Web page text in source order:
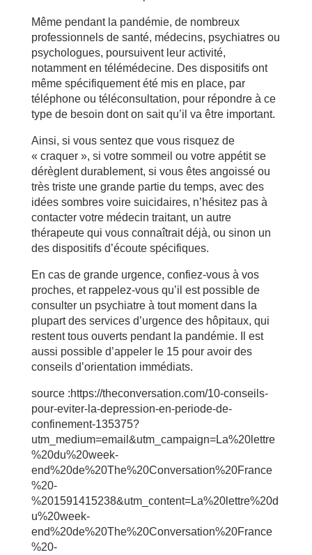
Même pendant la pandémie, de nombreux
professionnels de santé, médecins, psychiatres ou
psychologues, poursuivent leur activité,
notamment en télémédecine. Des dispositifs ont
même spécifiquement été mis en place, par
téléphone ou téléconsultation, pour répondre à ce
type de besoin dont on sait qu’il va être important.
Ainsi, si vous sentez que vous risquez de
« craquer », si votre sommeil ou votre appétit se
dérèglent durablement, si vous êtes angoissé ou
très triste une grande partie du temps, avec des
idées sombres voire suicidaires, n’hésitez pas à
contacter votre médecin traitant, un autre
thérapeute qui vous connaîtrait déjà, ou sinon un
des dispositifs d’écoute spécifiques.
En cas de grande urgence, confiez-vous à vos
proches, et rappelez-vous qu’il est possible de
consulter un psychiatre à tout moment dans la
plupart des services d’urgence des hôpitaux, qui
restent tous ouverts pendant la pandémie. Il est
aussi possible d’appeler le 15 pour avoir des
conseils d’orientation immédiats.
source :https://theconversation.com/10-conseils-
pour-eviter-la-depression-en-periode-de-
confinement-135375?
utm_medium=email&utm_campaign=La%20lettre
%20du%20week-
end%20de%20The%20Conversation%20France
%20-
%201591415238&utm_content=La%20lettre%20d
u%20week-
end%20de%20The%20Conversation%20France
%20-